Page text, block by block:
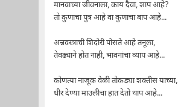
मानवाच्या जीवनाला, काय दैवा, शाप आहे?
तो कुणाचा पुत्र आहे वा कुणाचा बाप आहे...
अन्नवस्त्राची शिदोरी पोसते आहे तनूला,
तेवढ्याने होत नाही, भावनांचा व्याप आहे...
कोणत्या नाजूक वेळी तोकड्या शक्तीस याच्या,
धीर देण्या माउलीचा हात देतो थाप आहे...